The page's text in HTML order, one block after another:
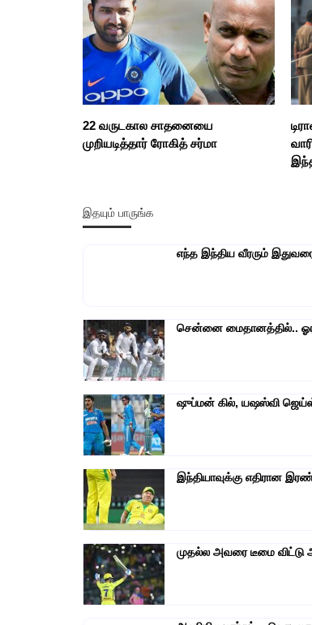
22 வருடகால சாதனையை
முறியடித்தார் ரோகித் சர்மா
இதயும் பாருங்க
எந்த இந்திய வீரரும்
சென்னை மைதானத்தில்..
ஷுப்மன் கில், யஷஸ்வி
இந்தியாவுக்கு எதிரான
முதல்ல அவரை டீமை விட்டு